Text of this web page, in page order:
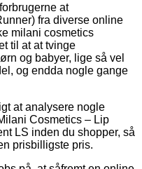
at
fra diverse online
milani cosmetics
til at at tvinge
og babyer, lige så vel
og endda nogle gange
at analysere nogle
Cosmetics – Lip
LS inden du shopper, så
prisbilligste pris.